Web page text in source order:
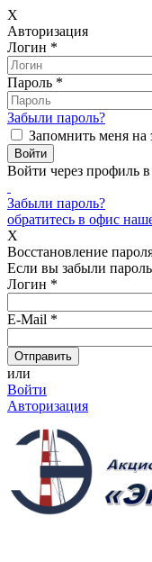
X
Авторизация
Логин *
Пароль *
Забыли пароль?
Запомнить меня на
Войти через профиль в
Забыли пароль?
обратитесь в офис
X
Восстановление
Если вы забыли
Логин *
E-Mail *
или
Войти
Авторизация